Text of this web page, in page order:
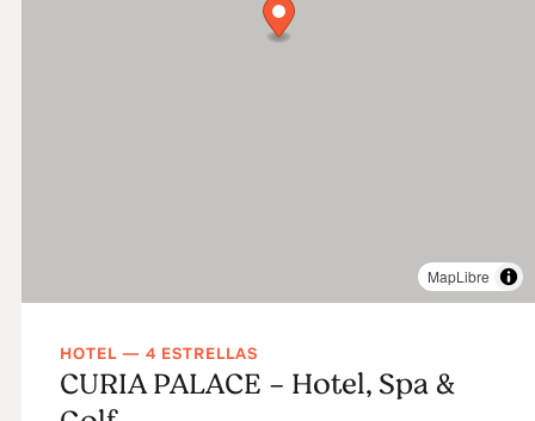
HOTEL — 4 ESTRELLAS
CURIA PALACE - Hotel, Spa &
MapLibre